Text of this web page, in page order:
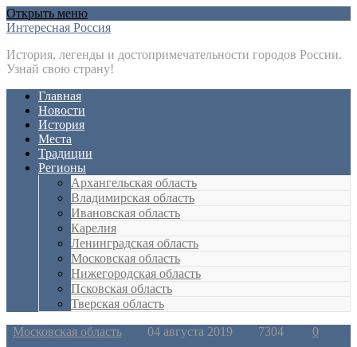
Открыть меню
Интересная Россия
История, легенды и достопримечательности городов России.
Узнай свою страну!
Главная
Новости
История
Места
Традиции
Регионы
Архангельская область
Владимирская область
Ивановская область
Карелия
Ленинградская область
Московская область
Нижегородская область
Псковская область
Тверская область
Московская область 04 августа 2019 7304 0